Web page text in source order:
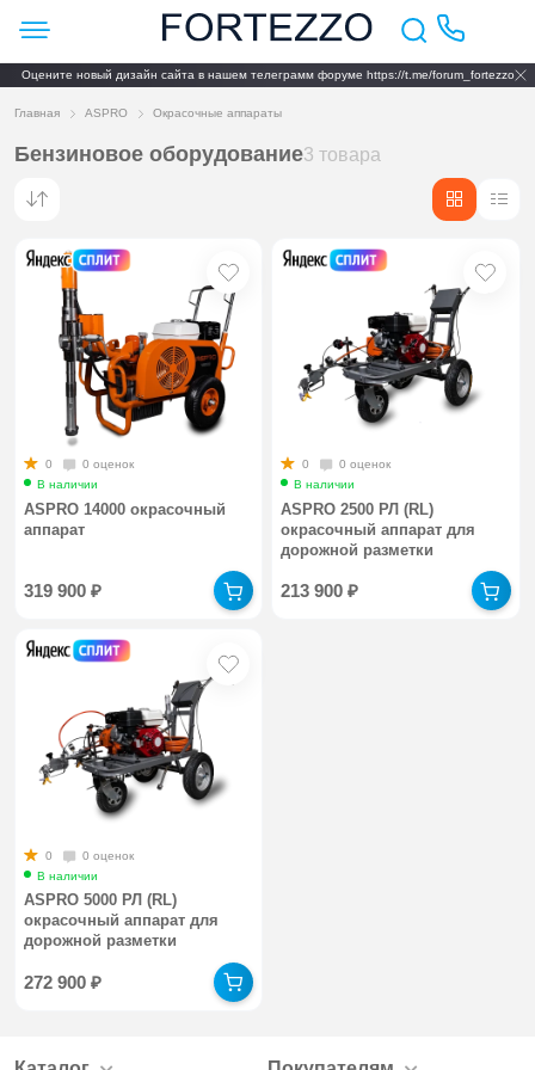
Оцените новый дизайн сайта в нашем телеграмм форуме https://t.me/forum_fortezzo
Главная ASPRO Окрасочные аппараты
Бензиновое оборудование3 товара
0
0 оценок
В наличии
ASPRO 14000 окрасочный
аппарат
319 900₽
0
0 оценок
В наличии
ASPRO 2500 РЛ (RL)
окрасочный аппарат для
дорожной разметки
213 900₽
0
0 оценок
В наличии
ASPRO 5000 РЛ (RL)
окрасочный аппарат для
дорожной разметки
272 900₽